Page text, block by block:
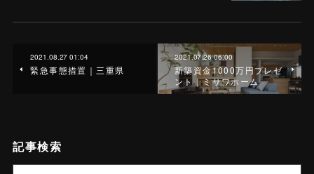
2021.08.27 01:04
緊急事態措置｜三重県
2021.07.26 06:00
新築資金1000万円プレゼ
ント｜ミサワホーム
記事検索